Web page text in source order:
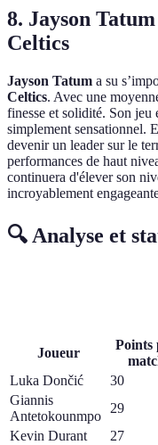
8. Jayson
Celtics
Jayson Tatum a su
Celtics. Avec une
finesse et solidité. Son jeu
simplement sensationnel.
devenir un leader sur le
performances de haut
continuera d'élever son
incroyablement
🔍 Analyse et
Joueur
Points
Luka Dončić
30
Giannis
Antetokounmpo
29
Kevin Durant
27